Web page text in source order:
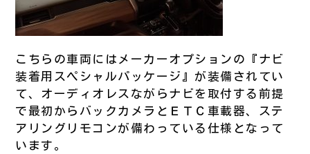
こちらの車両にはメーカーオプションの『ナビ
装着用スペシャルパッケージ』が装備されてい
て、オーディオレスながらナビを取付する前提
で最初からバックカメラとＥＴＣ車載器、ステ
アリングリモコンが備わっている仕様となって
います。